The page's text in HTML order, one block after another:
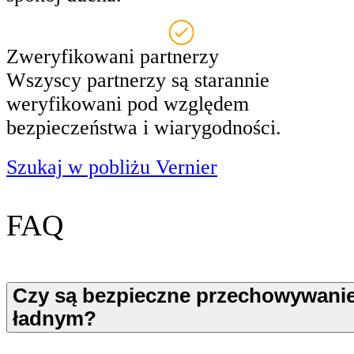
Zweryfikowani partnerzy
Wszyscy partnerzy są starannie
weryfikowani pod względem
bezpieczeństwa i wiarygodności.
Szukaj w pobliżu Vernier
FAQ
Czy są bezpieczne
ładnym?